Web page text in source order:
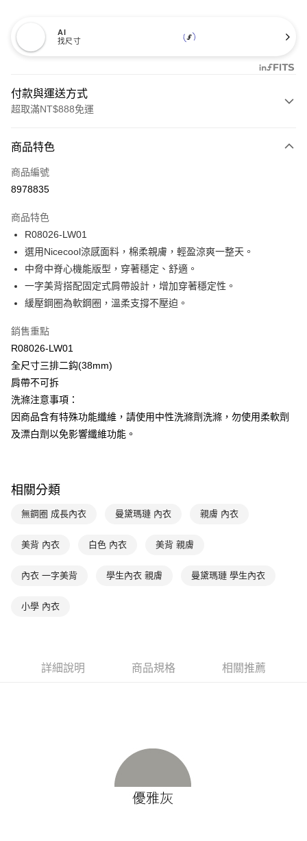
AI
找尺寸
付款與運送方式
超取滿NT$888免運
信用卡一次付款
信用卡分期付款
合作金庫商業銀行
華南商業銀行
上海商業儲蓄銀行
台北富邦商業銀行
國泰世華商業銀行
兆豐國際商業銀行
臺灣中小企業銀行
台中商業銀行
匯豐（台灣）商業銀行
華泰商業銀行
聯邦商業銀行
遠東國際商業銀行
元大商業銀行
台新國際商業銀行
台灣樂天信用卡公司
LINE Pay
Apple Pay
悠遊付
全盈+PAY
AFTEE先享後付
相關說明
【關於「AFTEE先享後付」】
AFTEE先享後付是「在收到商品之後才付款」的支付方式。 讓您購物簡單
便利好安心！
１．簡單：不需註冊會員、不需綁卡、不需儲值。
２．便利：只要手機號碼，簡訊認證，即可結帳。
１．於結帳方式選擇「AFTEE先享後付」後，將跳轉至「AFTEE先享後付」
結帳頁面，進行簡訊認證並確認金額後，即可完成結帳。
２．訂單成立數日內，您將收到繳費通知簡訊。
※ 請注意：結帳手續完成當下不需立刻繳費，但若您需要取消訂單，請聯絡
後付繳納相關費用。
客戶支援中心」
權轉讓予恩沛科技股份有限公司。
時審查核予不同之上限額度；若仍有額度不足之情形，本公司將視審查結果
５．嚴禁一人註冊多個帳號或使用他人資訊註冊。若發現惡意使用之情形，
恩沛科技股份有限公司將有權停止該用戶之使用額度並採取法律行動。
ATM付款
運送方式
付款後全家取貨$888免運-以PackAge+配客嘉循環箱包裝寄出
每筆NT$90，滿NT$888(含以上)免運費
萊爾富取貨付款
每筆NT$90，滿NT$1,000(含以上)免運費
付款後7-11取貨
每筆NT$150，滿NT$2,000(含以上)免運費
海外宅配 (訂單成立後，請主動於2天內與線上客服核對收
商品特色
商品編號
8978835
商品特色
R08026-LW01
選用Nicecool涼感面料，棉柔親膚，輕盈涼爽一整天。
中脅中脊心機能版型，穿著穩定、舒適。
一字美背搭配固定式肩帶設計，增加穿著穩定性。
緩壓鋼圈為軟鋼圈，溫柔支撐不壓迫。
銷售重點
R08026-LW01
全尺寸三排二鈎(38mm)
肩帶不可拆
洗滌注意事項：
因商品含有特殊功能纖維，請使用中性洗滌劑洗滌，勿使用柔軟劑
及漂白劑以免影響纖維功能。
相關分類
無鋼圈 成長內衣 曼黛瑪璉 內衣 親膚 內衣
美背 內衣 白色 內衣 美背 親膚
內衣 一字美背 學生內衣 親膚 曼黛瑪璉 學生內衣
小學 內衣
詳細說明 商品規格 相關推薦